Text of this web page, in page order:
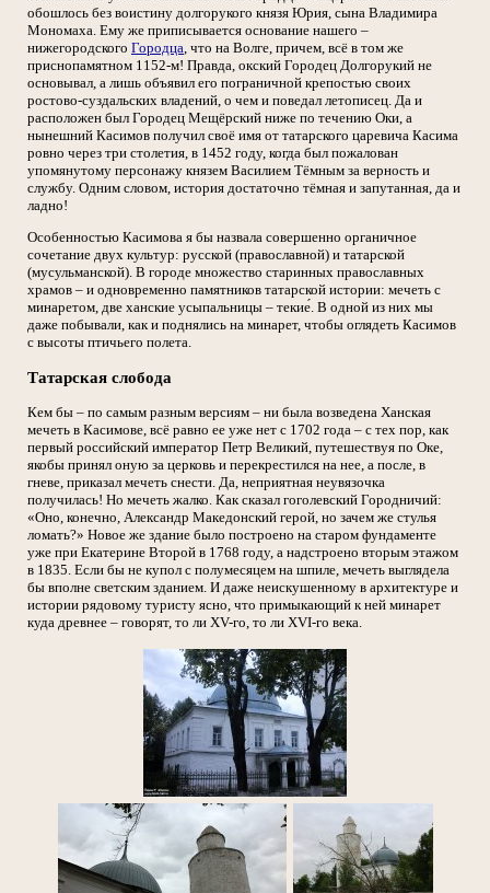
обошлось без воистину долгорукого князя Юрия, сына Владимира
Мономаха. Ему же приписывается основание нашего –
нижегородского Городца, что на Волге, причем, всё в том же
приснопамятном 1152-м! Правда, окский Городец Долгорукий не
основывал, а лишь объявил его пограничной крепостью своих
ростово-суздальских владений, о чем и поведал летописец. Да и
расположен был Городец Мещёрский ниже по течению Оки, а
нынешний Касимов получил своё имя от татарского царевича Касима
ровно через три столетия, в 1452 году, когда был пожалован
упомянутому персонажу князем Василием Тёмным за верность и
службу. Одним словом, история достаточно тёмная и запутанная, да и
ладно!
Особенностью Касимова я бы назвала совершенно органичное
сочетание двух культур: русской (православной) и татарской
(мусульманской). В городе множество старинных православных
храмов – и одновременно памятников татарской истории: мечеть с
минаретом, две ханские усыпальницы – текие́. В одной из них мы
даже побывали, как и поднялись на минарет, чтобы оглядеть Касимов
с высоты птичьего полета.
Татарская слобода
Кем бы – по самым разным версиям – ни была возведена Ханская
мечеть в Касимове, всё равно ее уже нет с 1702 года – с тех пор, как
первый российский император Петр Великий, путешествуя по Оке,
якобы принял оную за церковь и перекрестился на нее, а после, в
гневе, приказал мечеть снести. Да, неприятная неувязочка
получилась! Но мечеть жалко. Как сказал гоголевский Городничий:
«Оно, конечно, Александр Македонский герой, но зачем же стулья
ломать?» Новое же здание было построено на старом фундаменте
уже при Екатерине Второй в 1768 году, а надстроено вторым этажом
в 1835. Если бы не купол с полумесяцем на шпиле, мечеть выглядела
бы вполне светским зданием. И даже неискушенному в архитектуре и
истории рядовому туристу ясно, что примыкающий к ней минарет
куда древнее – говорят, то ли XV-го, то ли XVI-го века.